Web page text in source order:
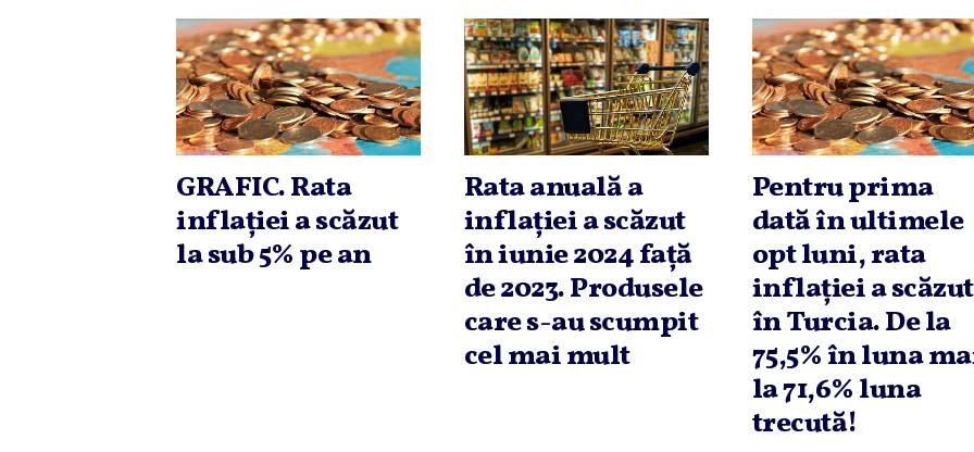
GRAFIC. Rata
inflaţiei a scăzut
la sub 5% pe an
Rata anuală a
inflaţiei a scăzut
în iunie 2024 faţă
de 2023. Produsele
care s-au scumpit
cel mai mult
Pentru prima
dată în ultimele
opt luni, rata
inflaţiei a scăzut
în Turcia. De la
75,5% în luna
la 71,6% luna
trecută!